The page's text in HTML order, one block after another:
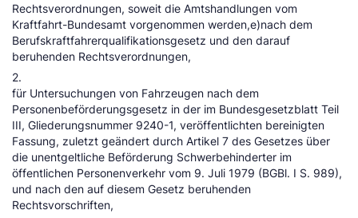
Rechtsverordnungen, soweit die Amtshandlungen vom
Kraftfahrt-Bundesamt vorgenommen werden,e)nach dem
Berufskraftfahrerqualifikationsgesetz und den darauf
beruhenden Rechtsverordnungen,
2.
für Untersuchungen von Fahrzeugen nach dem
Personenbeförderungsgesetz in der im Bundesgesetzblatt Teil
III, Gliederungsnummer 9240-1, veröffentlichten bereinigten
Fassung, zuletzt geändert durch Artikel 7 des Gesetzes über
die unentgeltliche Beförderung Schwerbehinderter im
öffentlichen Personenverkehr vom 9. Juli 1979 (BGBl. I S. 989),
und nach den auf diesem Gesetz beruhenden
Rechtsvorschriften,